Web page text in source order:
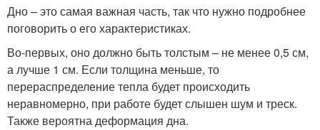
Дно – это самая важная часть, так что нужно подробнее
поговорить о его характеристиках.
Во-первых, оно должно быть толстым – не менее 0,5 см,
а лучше 1 см. Если толщина меньше, то
перераспределение тепла будет происходить
неравномерно, при работе будет слышен шум и треск.
Также вероятна деформация дна.